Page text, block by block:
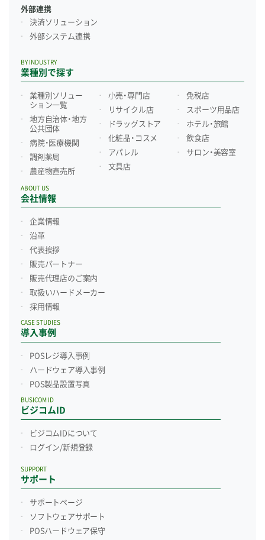
外部連携
決済ソリューション
外部システム連携
業種別で探す
BY INDUSTRY
業種別ソリュー
ション一覧
地方自治体・地方
公共団体
病院・医療機関
調剤薬局
農産物直売所
小売・専門店
リサイクル店
ドラッグストア
化粧品・コスメ
アパレル
文具店
免税店
スポーツ用品店
ホテル・旅館
飲食店
サロン・美容室
会社情報
ABOUT US
企業情報
沿革
代表挨拶
販売パートナー
販売代理店のご案内
取扱いハードメーカー
採用情報
導入事例
CASE STUDIES
POSレジ導入事例
ハードウェア導入事例
POS製品設置写真
ビジコムID
BUSICOM ID
ビジコムIDについて
ログイン/新規登録
サポート
SUPPORT
サポートページ
ソフトウェアサポート
POSハードウェア保守